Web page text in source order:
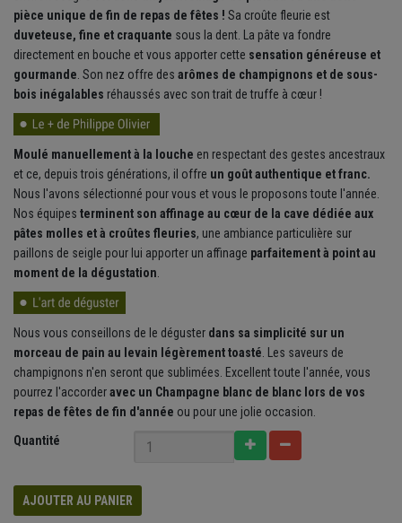
pièce unique de fin de repas de fêtes ! Sa croûte fleurie est
duveteuse, fine et craquante sous la dent. La pâte va fondre
directement en bouche et vous apporter cette sensation généreuse et
gourmande. Son nez offre des arômes de champignons et de sous-
bois inégalables réhaussés avec son trait de truffe à cœur !
Moulé manuellement à la louche en respectant des gestes ancestraux
et ce, depuis trois générations, il offre un goût authentique et franc.
Nous l'avons sélectionné pour vous et vous le proposons toute l'année.
Nos équipes terminent son affinage au cœur de la cave dédiée aux
pâtes molles et à croûtes fleuries, une ambiance particulière sur
paillons de seigle pour lui apporter un affinage parfaitement à point au
moment de la dégustation.
Nous vous conseillons de le déguster dans sa simplicité sur un
morceau de pain au levain légèrement toasté. Les saveurs de
champignons n'en seront que sublimées. Excellent toute l'année, vous
pourrez l'accorderavec un Champagne blanc de blanc lors de vos
repas de fêtes de fin d'année ou pour une jolie occasion.
Quantité
AJOUTER AU PANIER